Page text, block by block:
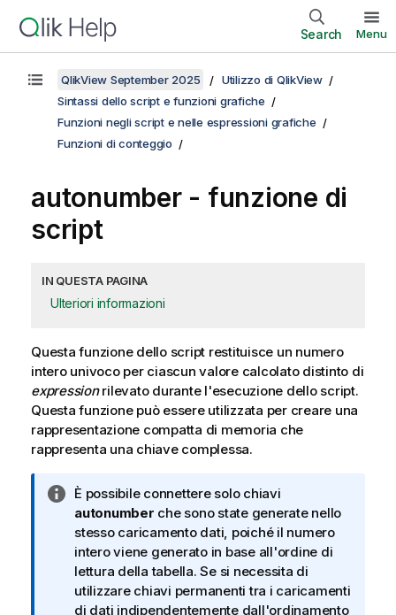
Search Menu
QlikView September 2025
Utilizzo di QlikView
Sintassi dello script e funzioni grafiche
Funzioni negli script e nelle espressioni grafiche
Funzioni di conteggio
autonumber - funzione di
script
IN QUESTA PAGINA
Ulteriori informazioni
Questa funzione dello script restituisce un numero
intero univoco per ciascun valore calcolato distinto di
expressionrilevato durante l'esecuzione dello script.
Questa funzione può essere utilizzata per creare una
rappresentazione compatta di memoria che
rappresenta una chiave complessa.
N
o
t
a
i
n
f
È possibile connettere solo chiavi
autonumber che sono state generate nello
stesso caricamento dati, poiché il numero
intero viene generato in base all'ordine di
lettura della tabella. Se si necessita di
utilizzare chiavi permanenti tra i caricamenti
di dati indipendentemente dall'ordinamento